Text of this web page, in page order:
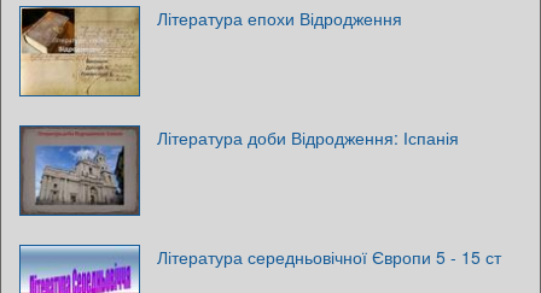
Література епохи Відродження
Література доби Відродження: Іспанія
Література середньовічної Європи 5 - 15 ст